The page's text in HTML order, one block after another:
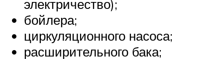
электричество);
бойлера;
циркуляционного насоса;
расширительного бака;